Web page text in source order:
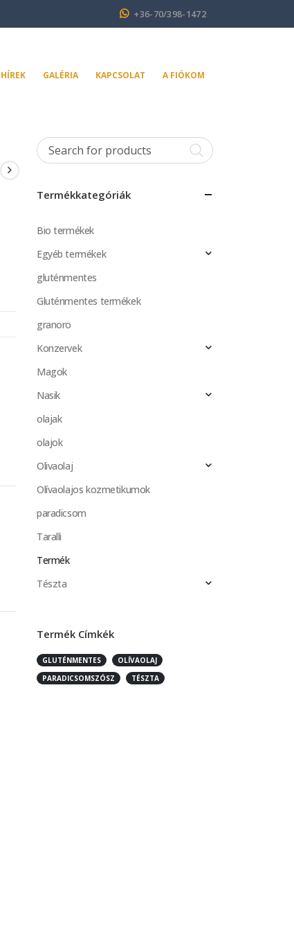
+36-70/398-1472
HÍREK GALÉRIA KAPCSOLAT A FIÓKOM
Termékkategóriák
Bio termékek
Egyéb termékek
gluténmentes
Gluténmentes termékek
granoro
Konzervek
Magok
Nasik
olajak
olajok
Olivaolaj
Olívaolajos kozmetikumok
paradicsom
Taralli
Termék
Tészta
Termék Címkék
GLUTÉNMENTES
OLÍVAOLAJ
PARADICSOMSZÓSZ
TÉSZTA